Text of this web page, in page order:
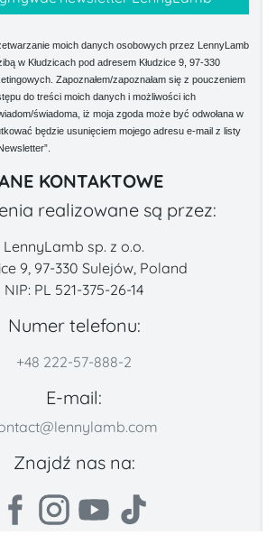
moich danych osobowych przez LennyLamb
w Kłudzicach pod adresem Kłudzice 9, 97-330
Zapoznałem/zapoznałam się z pouczeniem
do treści moich danych i możliwości ich
świadoma, iż moja zgoda może być odwołana w
będzie usunięciem mojego adresu e-mail z listy
KONTAKTOWE
realizowane są przez:
LennyLamb sp. z o.o.
9, 97-330 Sulejów, Poland
NIP: PL 521-375-26-14
Numer telefonu:
+48 222-57-888-2
E-mail:
Znajdź nas na: